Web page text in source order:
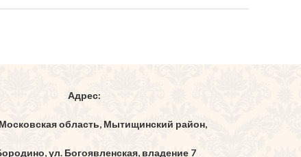
Адрес:
область, Мытищинский район,
ул. Богоявленская, владение 7